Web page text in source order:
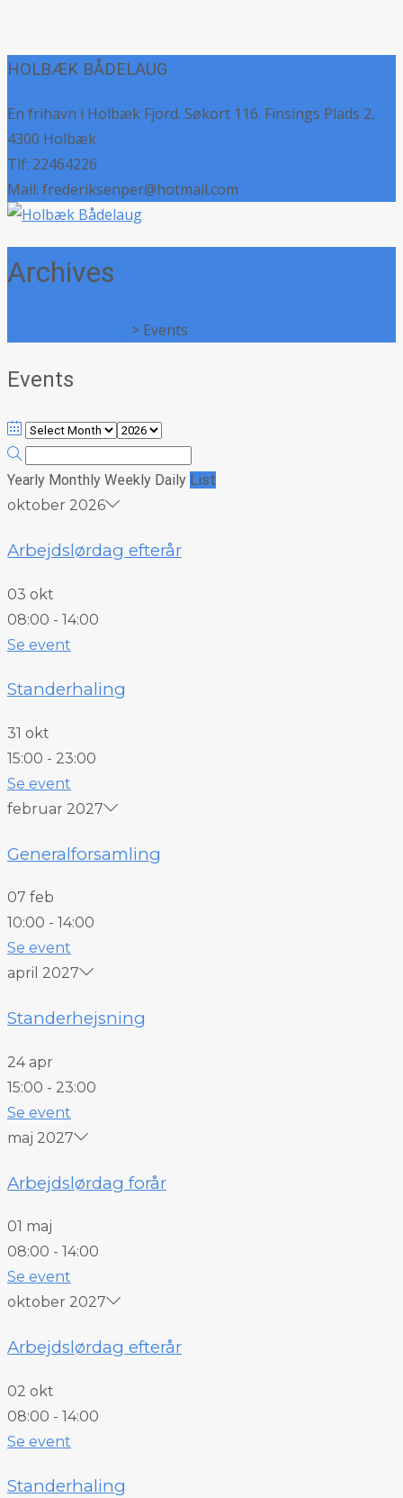
HOLBÆK BÅDELAUG
En frihavn i Holbæk Fjord. Søkort 116. Finsings Plads 2,
4300 Holbæk
Tlf: 22464226
Mail: frederiksenper@hotmail.com
Archives
> Events
Events
Yearly Monthly Weekly Daily List
oktober 2026
Arbejdslørdag efterår
03 okt
08:00 - 14:00
Se event
Standerhaling
31 okt
15:00 - 23:00
Se event
februar 2027
Generalforsamling
07 feb
10:00 - 14:00
Se event
april 2027
Standerhejsning
24 apr
15:00 - 23:00
Se event
maj 2027
Arbejdslørdag forår
01 maj
08:00 - 14:00
Se event
oktober 2027
Arbejdslørdag efterår
02 okt
08:00 - 14:00
Se event
Standerhaling